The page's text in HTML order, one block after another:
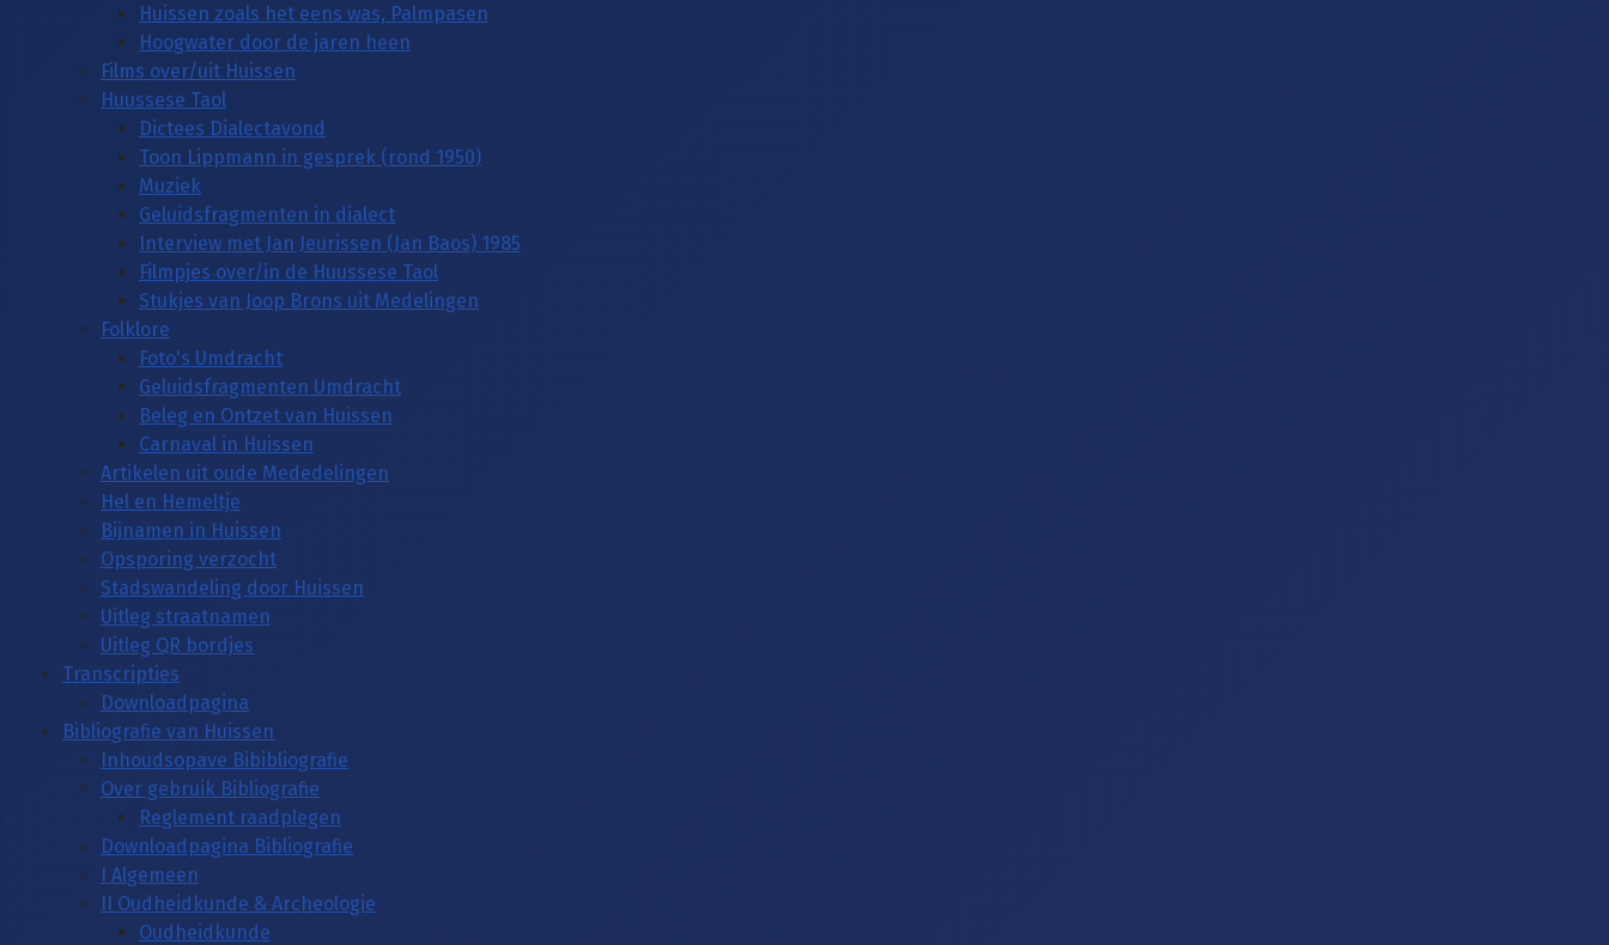
Huissen zoals het eens was, Palmpasen
Hoogwater door de jaren heen
Films over/uit Huissen
Huussese Taol
Dictees Dialectavond
Toon Lippmann in gesprek (rond 1950)
Muziek
Geluidsfragmenten in dialect
Interview met Jan Jeurissen (Jan Baos) 1985
Filmpjes over/in de Huussese Taol
Stukjes van Joop Brons uit Medelingen
Folklore
Foto's Umdracht
Geluidsfragmenten Umdracht
Beleg en Ontzet van Huissen
Carnaval in Huissen
Artikelen uit oude Mededelingen
Hel en Hemeltje
Bijnamen in Huissen
Opsporing verzocht
Stadswandeling door Huissen
Uitleg straatnamen
Uitleg QR bordjes
Transcripties
Downloadpagina
Bibliografie van Huissen
Inhoudsopave Bibibliografie
Over gebruik Bibliografie
Reglement raadplegen
Downloadpagina Bibliografie
I Algemeen
II Oudheidkunde & Archeologie
Oudheidkunde